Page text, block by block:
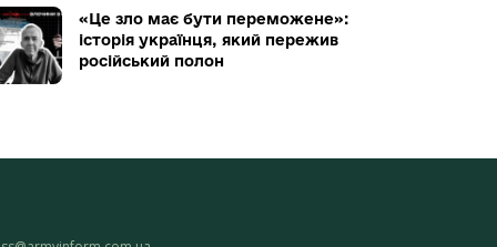
«Це зло має бути переможене»:
історія українця, який пережив
російський полон